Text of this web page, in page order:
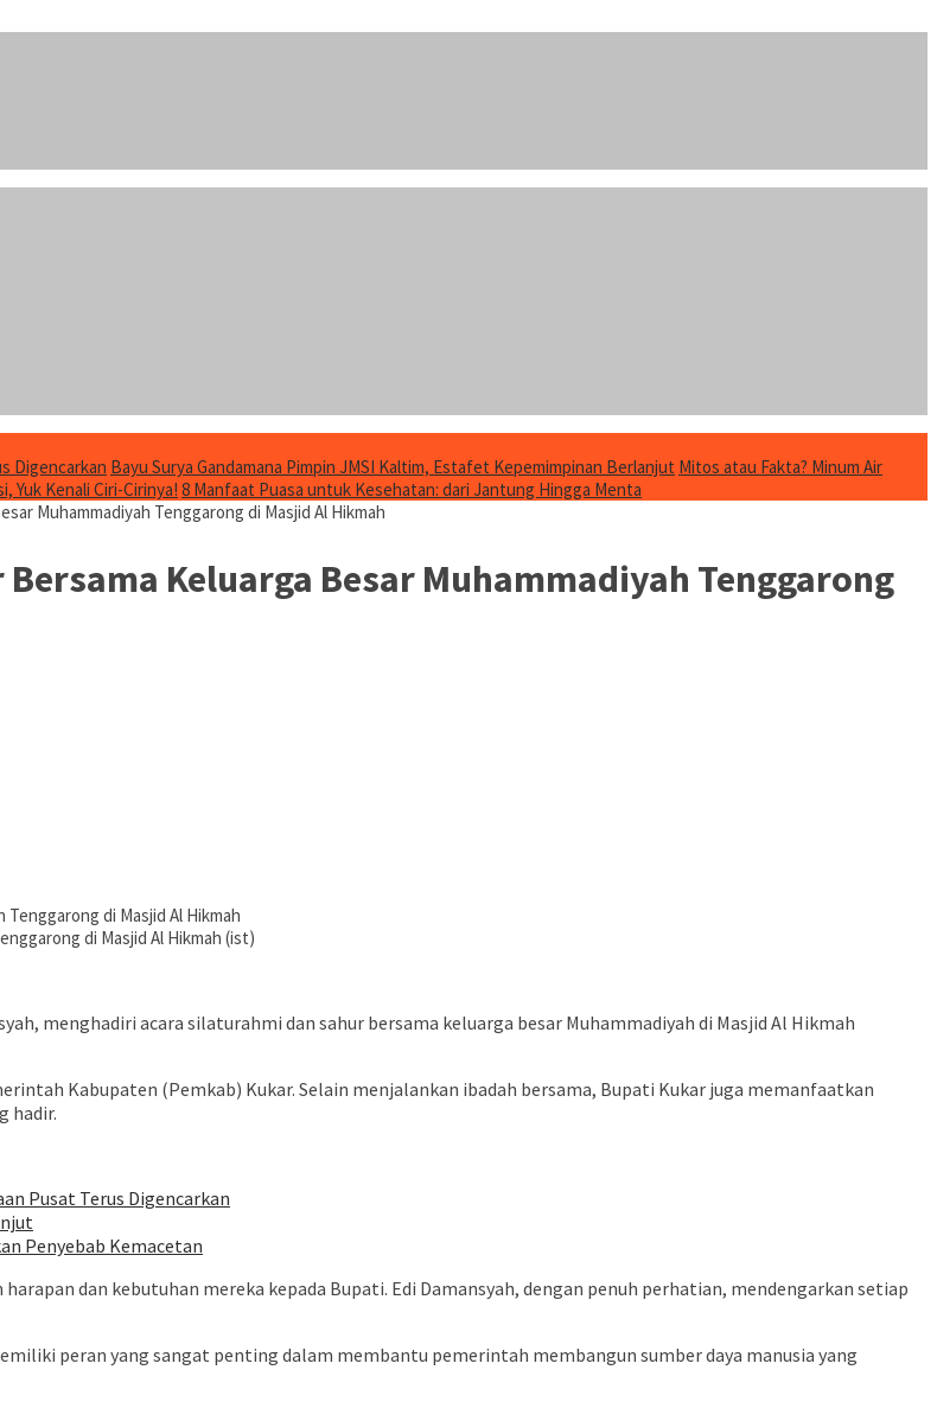
Digencarkan Bayu Surya Gandamana Pimpin JMSI Kaltim, Estafet Kepemimpinan Berlanjut Mitos atau Fakta? Minum Air
Yuk Kenali Ciri-Cirinya! 8 Manfaat Puasa untuk Kesehatan: dari Jantung Hingga Menta
Muhammadiyah Tenggarong di Masjid Al Hikmah
Keluarga Besar Muhammadiyah Tenggarong
di Masjid Al Hikmah (ist)
menghadiri acara silaturahmi dan sahur bersama keluarga besar Muhammadiyah di Masjid Al Hikmah
Kabupaten (Pemkab) Kukar. Selain menjalankan ibadah bersama, Bupati Kukar juga memanfaatkan
hadir.
Pusat Terus Digencarkan
Penyebab Kemacetan
dan kebutuhan mereka kepada Bupati. Edi Damansyah, dengan penuh perhatian, mendengarkan setiap
peran yang sangat penting dalam membantu pemerintah membangun sumber daya manusia yang